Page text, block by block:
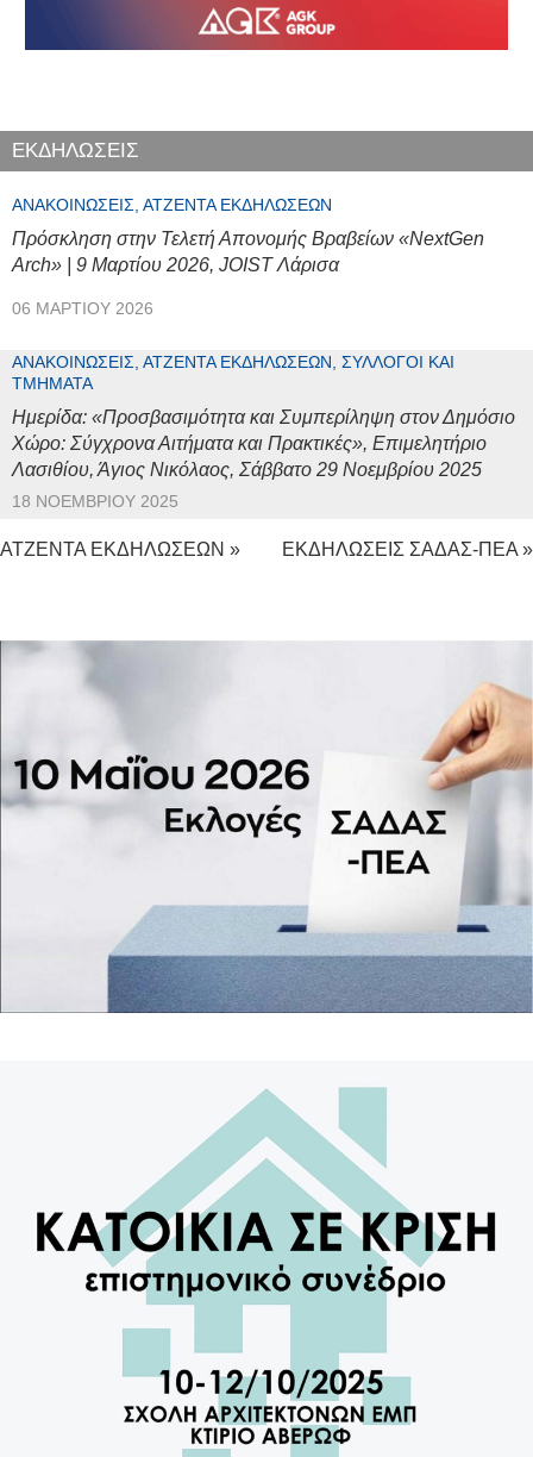
ΕΚΔΗΛΩΣΕΙΣ
ΑΝΑΚΟΙΝΏΣΕΙΣ, ΑΤΖΈΝΤΑ ΕΚΔΗΛΏΣΕΩΝ
Πρόσκληση στην Τελετή Απονομής Βραβείων «NextGen
Arch» | 9 Μαρτίου 2026, JOIST Λάρισα
06 ΜΑΡΤΊΟΥ 2026
ΑΝΑΚΟΙΝΏΣΕΙΣ, ΑΤΖΈΝΤΑ ΕΚΔΗΛΏΣΕΩΝ, ΣΎΛΛΟΓΟΙ ΚΑΙ
ΤΜΉΜΑΤΑ
Ημερίδα: «Προσβασιμότητα και Συμπερίληψη στον Δημόσιο
Χώρο: Σύγχρονα Αιτήματα και Πρακτικές», Επιμελητήριο
Λασιθίου, Άγιος Νικόλαος, Σάββατο 29 Νοεμβρίου 2025
18 ΝΟΕΜΒΡΊΟΥ 2025
ΑΤΖΕΝΤΑ ΕΚΔΗΛΩΣΕΩΝ » ΕΚΔΗΛΩΣΕΙΣ ΣΑΔΑΣ-ΠΕΑ »